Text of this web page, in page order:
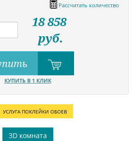
Рассчитать количество
18 858
руб.
КУПИТЬ В 1 КЛИК
УСЛУГА ПОКЛЕЙКИ ОБОЕВ
3D комната